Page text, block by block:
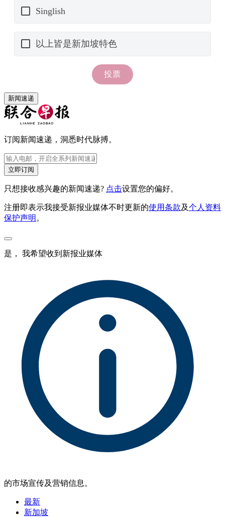
新闻速递
订阅新闻速递，洞悉时代脉搏。
立即订阅
只想接收感兴趣的新闻速递? 点击设置您的偏好。
注册即表示我接受新报业媒体不时更新的使用条款及个人资料
保护声明 。
是， 我希望收到新报业媒体
的市场宣传及营销信息。
最新
新加坡